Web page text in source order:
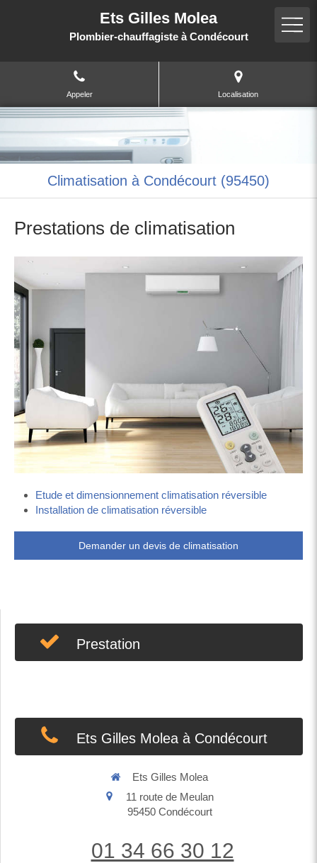
Ets Gilles Molea
Plombier-chauffagiste à Condécourt
Appeler Localisation
Climatisation à Condécourt (95450)
Prestations de climatisation
Etude et dimensionnement climatisation réversible
Installation de climatisation réversible
Demander un devis de climatisation
Prestation
Ets Gilles Molea à Condécourt
Ets Gilles Molea
11 route de Meulan
95450 Condécourt
01 34 66 30 12